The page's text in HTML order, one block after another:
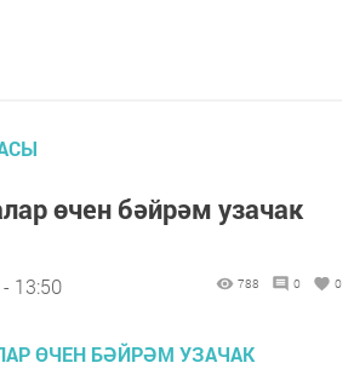
өчен бәйрәм узачак
13:50 788 0 0